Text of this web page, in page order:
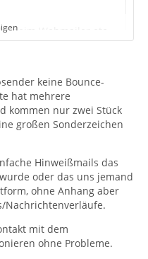
beim Webmailer etc.
oder sonstiges.
Problem und Du bist
mehr weiter und
keine Bounce-
hat mehrere
kommen nur zwei Stück
großen Sonderzeichen
Hinweißmails das
oder das uns jemand
ohne Anhang aber
Nachrichtenverläufe.
mit dem
ohne Probleme.